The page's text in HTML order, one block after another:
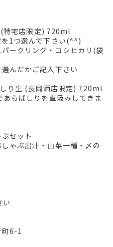
特宅店限定) 720ml
1つ選んで下さい(^^)
ークリング・コシヒカリ(袋
んだかご記入下さい
り生 (長岡酒店限定) 720ml
らばしりを直汲みしてきま
セット
ゃぶ出汁・山菜一種・〆の
い
6-1